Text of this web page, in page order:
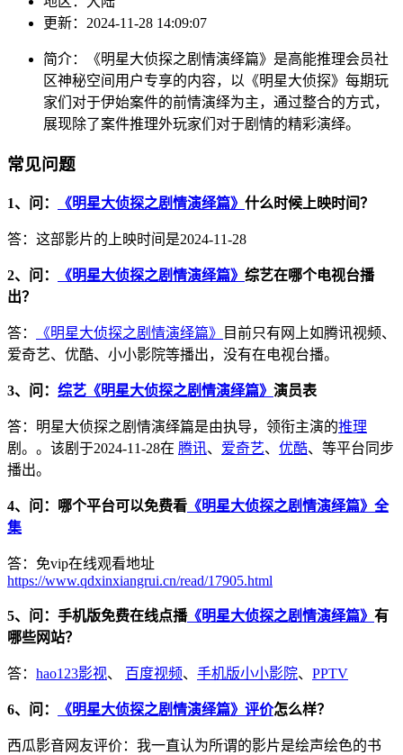
更新： 2024-11-28 14:09:07
简介：
《明星大侦探之剧情演绎篇》是高能推理会员社
区神秘空间用户专享的内容，以《明星大侦探》每期玩
家们对于伊始案件的前情演绎为主，通过整合的方式，
展现除了案件推理外玩家们对于剧情的精彩演绎。
常见问题
1、问： 《明星大侦探之剧情演绎篇》 什么时候上映时间？
答：这部影片的上映时间是2024-11-28
2、问： 《明星大侦探之剧情演绎篇》 综艺在哪个电视台播
出？
答： 《明星大侦探之剧情演绎篇》
目前只有网上如腾讯视频、
爱奇艺、优酷、小小影院等播出，没有在电视台播。
3、问： 综艺《明星大侦探之剧情演绎篇》 演员表
答：明星大侦探之剧情演绎篇是由执导，领衔主演的推理
剧。。该剧于2024-11-28在 腾讯、 爱奇艺、 优酷、等平台同步
播出。
4、问：哪个平台可以免费看 《明星大侦探之剧情演绎篇》全
集
答：免vip在线观看地址
https://www.qdxinxiangrui.cn/read/17905.html
5、问：手机版免费在线点播《明星大侦探之剧情演绎篇》 有
哪些网站？
答： hao123影视、 百度视频、 手机版小小影院、 PPTV
6、问： 《明星大侦探之剧情演绎篇》评价怎么样？
西瓜影音网友评价：我一直认为所谓的影片是绘声绘色的书